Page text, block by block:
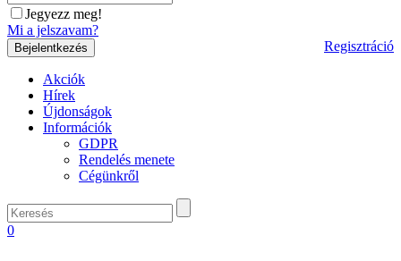
Jegyezz meg!
Mi a jelszavam?
Regisztráció
Akciók
Hírek
Újdonságok
Információk
GDPR
Rendelés menete
Cégünkről
0